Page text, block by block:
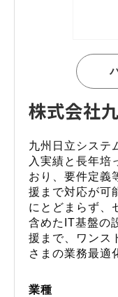
株式会社
九州日立システ
入実績と長年培
おり、要件定義
援まで対応が可
にとどまらず、
含めたIT基盤の
援まで、ワンス
さまの業務最適
業種